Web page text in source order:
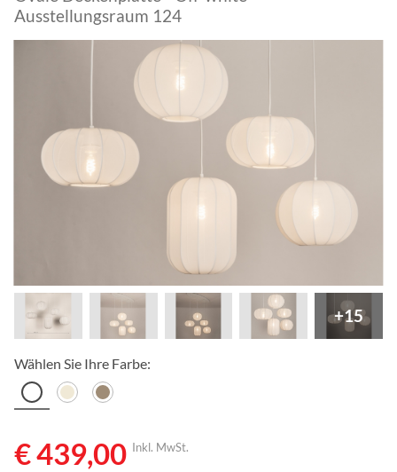
Ausstellungsraum 124
+15
Wählen Sie Ihre Farbe:
€ 439,00 Inkl. MwSt.